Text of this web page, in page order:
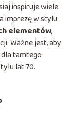
inspiruje wiele
imprezę w stylu
elementów,
Ważne jest, aby
tamtego
lat 70.